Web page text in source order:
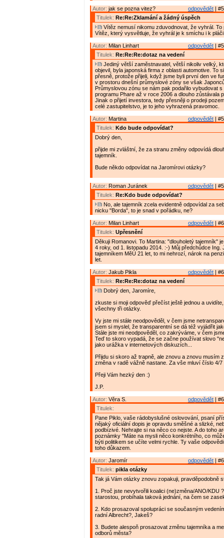
odpovědět |
Autor: jak se pozna vitez?
Titulek: Re:Re:Zklamání a žádný úspěch
Vítěz nemusí nikomu zduvodnovat, že vyhrál. To
Vítěz, který vysvětluje, že vyhrál je k smíchu i k
odpovědět |
Autor: Milan Linhart
Titulek: Re:Re:Re:dotaz na vedení
Jediný větší zaměstnavatel, větší nikoliv velký,
objevil, byla japonská firma z oblasti automotive. To
přesně, protože přijeli, když jsme byli první den ve
v prostoru dnešní průmyslové zóny se však
Průmyslovou zónu se nám pak podařilo vybudovat
programu Phare až v roce 2006 a dlouho zůstávala
Jinak o přijetí investora, tedy přesněji o prodeji
celé zastupitelstvo, je to jeho vyhrazená pravomoc.
odpovědět |
Autor: Martina
Titulek: Kdo bude odpovídat?
Dobrý den,
přijde mi zvláštní, že za stranu změny odpovídá
tajemník.
Bude někdo odpovídat na Jaromírovi otázky?
odpovědět |
Autor: Roman Juránek
Titulek: Re:Kdo bude odpovídat?
No, ale tajemník zcela evidentně odpovídal za
nicku "Borda", to je snad v pořádku, ne?
odpovědět |
Autor: Milan Linhart
Titulek: Upřesnění
Děkuji Romanovi. To Martina: "dlouholetý tajemník"
4 roky, od 1. listopadu 2014. :-) Můj předchůdce Ing.
tajemníkem MěÚ 21 let, to mi nehrozí, nárok na
let.
odpovědět |
Autor: Jakub Pikla
Titulek: Re:Re:Re:dotaz na vedení
Dobrý den, Jaromíre,
zkuste si moji odpověď přečíst ještě jednou a
všechny tři otázky.
Vy jste mi stále neodpověděl, v čem jsme
jsem si myslel, že transparentní se dá též vyjádřit
Stále jste mi neodpověděl, co zakrýváme, v čem
Teď to skoro vypadá, že se začne používat slovo
jako urážka v internetových diskuzích...
Přijdu si skoro až trapně, ale znovu a znovu musím
změna v radě vážně nastane. Za vše mluví číslo 4/7
Přeji Vám hezký den :)
J.P.
odpovědět |
Autor: Věra S.
Titulek:
Pane Piklo, vaše rádobyslušné oslovování, psaní
nějaký oficiální dopis je opravdu směšné a slizké,
podbízivé. Nehrajte si na něco co nejste. A do toho
poznámky "Máte na mysli něco konkrétního, co
býti politikem se učíte velmi rychle. Ty vaše
toho důkazem.
odpovědět |
Autor: Jaromír
Titulek: pikla otázky
Tak já Vám otázky znovu zopakuji, pravděpodobně
1. Proč jste nevytvořili koalici (ne)změna/ANO/KDU
starostou, probíhala taková jednání, na čem se
2. Kdo prosazoval spolupráci se současným
radní Albrecht?, Jakeš?
3. Budete alespoň prosazovat změnu tajemníka a
odborů města?